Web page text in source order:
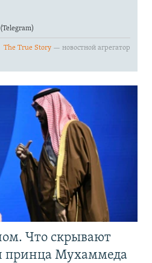
Что скрывают
принца Мухаммеда